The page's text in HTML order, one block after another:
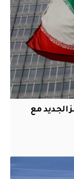
الجديد مع